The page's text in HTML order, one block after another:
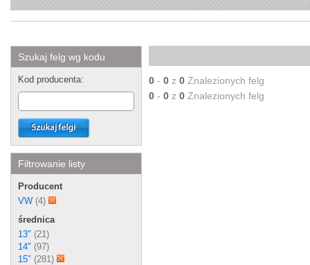
Szukaj felg wg kodu
Kod producenta:
Filtrowanie listy
Producent
VW (4)
średnica
13″ (21)
14″ (97)
15″ (281)
0 - 0 z 0 Znalezionych felg
0 - 0 z 0 Znalezionych felg